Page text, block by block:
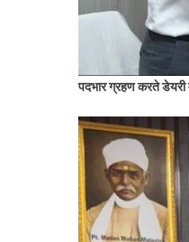
पदभार ग्रहण करते डेयरी